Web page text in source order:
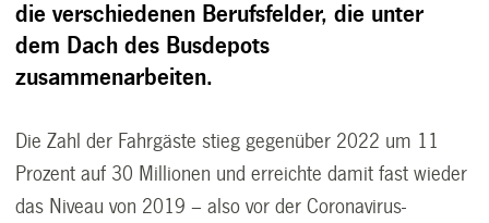
die verschiedenen Berufsfelder, die unter
dem Dach des Busdepots
zusammenarbeiten.
Die Zahl der Fahrgäste stieg gegenüber 2022 um 11
Prozent auf 30 Millionen und erreichte damit fast wieder
das Niveau von 2019 – also vor der Coronavirus-